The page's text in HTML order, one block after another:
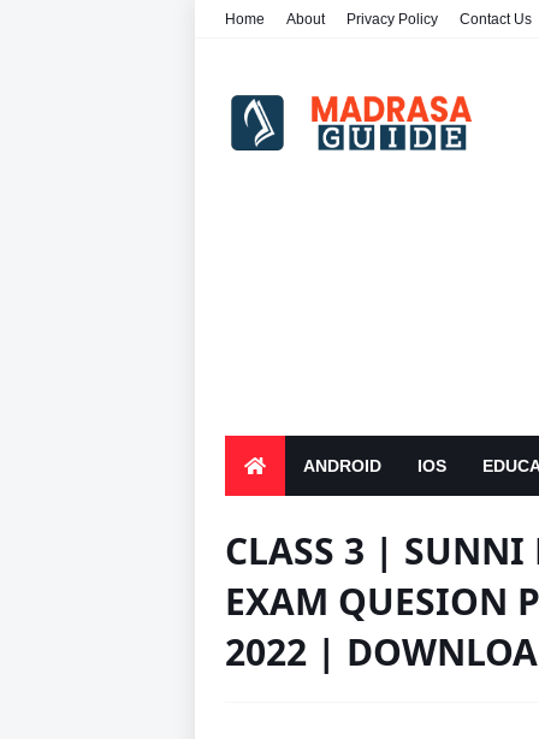
Home About Privacy Policy Contact Us
ANDROID IOS
CLASS 3 | SUNNI
EXAM QUESION
2022 |